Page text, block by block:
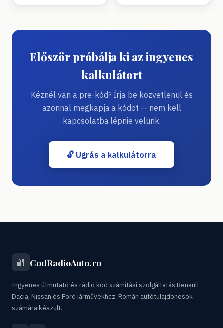
Először próbálja ki az ingyenes
kalkulátort
Kéznél van a pre-kód? Írja be közvetlenül és
azonnal megkapja a kódot — nem kell
kapcsolatba lépnie velünk.
🔓 Ugrás a kalkulátorra
🔐 CodRadioAuto.ro
Ingyenes útmutató és rádió kód számítási szolgáltatás Renault,
Dacia, Nissan és Ford járművekhez. Román autótulajdonosok
számára készült.